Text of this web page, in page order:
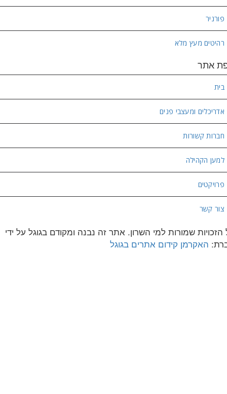
פורניר
רהיטים מעץ מלא
אתר
בית
אדריכלים ומעצבי פנים
חברות קשורות
למען הקהילה
פרויקטים
צור קשר
הזכויות שמורות למי השרון. אתר זה נבנה ומקודם בגוגל על ידי
האקרמן קידום אתרים בגוגל